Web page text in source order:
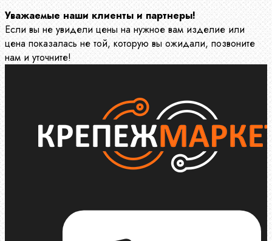
Уважаемые наши клиенты и партнеры!
Если вы не увидели цены на нужное вам изделие или
цена показалась не той, которую вы ожидали, позвоните
нам и уточните!